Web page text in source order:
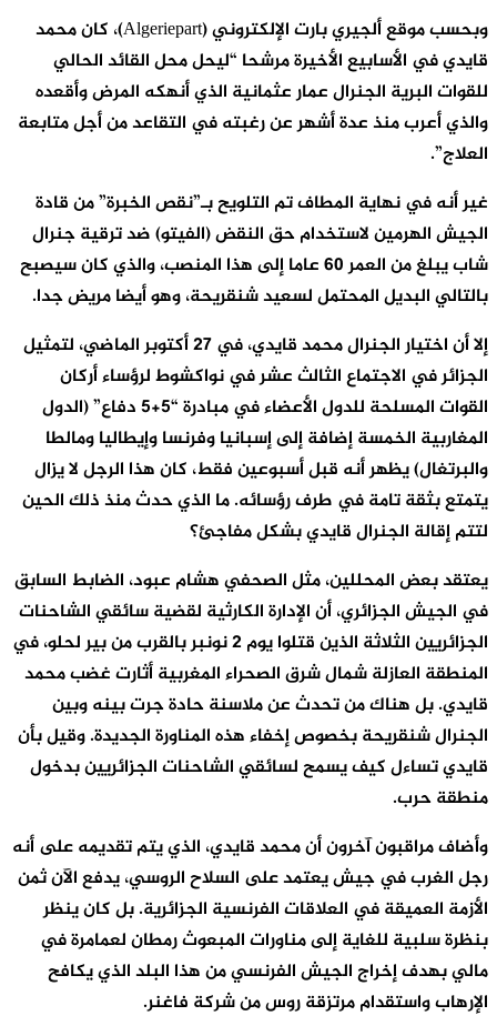
وبحسب موقع ألجيري بارت الإلكتروني (Algeriepart)، كان محمد
قايدي في الأسابيع الأخيرة مرشحا “ليحل محل القائد الحالي
للقوات البرية الجنرال عمار عثمانية الذي أنهكه المرض وأقعده
والذي أعرب منذ عدة أشهر عن رغبته في التقاعد من أجل متابعة
العلاج”.
غير أنه في نهاية المطاف تم التلويح بـ”نقص الخبرة” من قادة
الجيش الهرمين لاستخدام حق النقض (الفيتو) ضد ترقية جنرال
شاب يبلغ من العمر 60 عاما إلى هذا المنصب، والذي كان سيصبح
بالتالي البديل المحتمل لسعيد شنقريحة، وهو أيضا مريض جدا.
إلا أن اختيار الجنرال محمد قايدي، في 27 أكتوبر الماضي، لتمثيل
الجزائر في الاجتماع الثالث عشر في نواكشوط لرؤساء أركان
القوات المسلحة للدول الأعضاء في مبادرة “5+5 دفاع” (الدول
المغاربية الخمسة إضافة إلى إسبانيا وفرنسا وإيطاليا ومالطا
والبرتغال) يظهر أنه قبل أسبوعين فقط، كان هذا الرجل لا يزال
يتمتع بثقة تامة في طرف رؤسائه. ما الذي حدث منذ ذلك الحين
لتتم إقالة الجنرال قايدي بشكل مفاجئ؟
يعتقد بعض المحللين، مثل الصحفي هشام عبود، الضابط السابق
في الجيش الجزائري، أن الإدارة الكارثية لقضية سائقي الشاحنات
الجزائريين الثلاثة الذين قتلوا يوم 2 نونبر بالقرب من بير لحلو، في
المنطقة العازلة شمال شرق الصحراء المغربية أثارت غضب محمد
قايدي. بل هناك من تحدث عن ملاسنة حادة جرت بينه وبين
الجنرال شنقريحة بخصوص إخفاء هذه المناورة الجديدة. وقيل بأن
قايدي تساءل كيف يسمح لسائقي الشاحنات الجزائريين بدخول
منطقة حرب.
وأضاف مراقبون آخرون أن محمد قايدي، الذي يتم تقديمه على أنه
رجل الغرب في جيش يعتمد على السلاح الروسي، يدفع الآن ثمن
الأزمة العميقة في العلاقات الفرنسية الجزائرية. بل كان ينظر
بنظرة سلبية للغاية إلى مناورات المبعوث رمطان لعمامرة في
مالي بهدف إخراج الجيش الفرنسي من هذا البلد الذي يكافح
الإرهاب واستقدام مرتزقة روس من شركة فاغنر.